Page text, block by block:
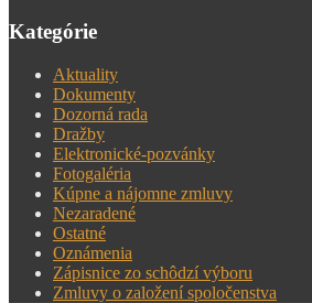
Kategórie
Aktuality
Dokumenty
Dozorná rada
Dražby
Elektronické-pozvánky
Fotogaléria
Kúpne a nájomne zmluvy
Nezaradené
Ostatné
Oznámenia
Zápisnice zo schôdzí výboru
Zmluvy o založení spoločenstva